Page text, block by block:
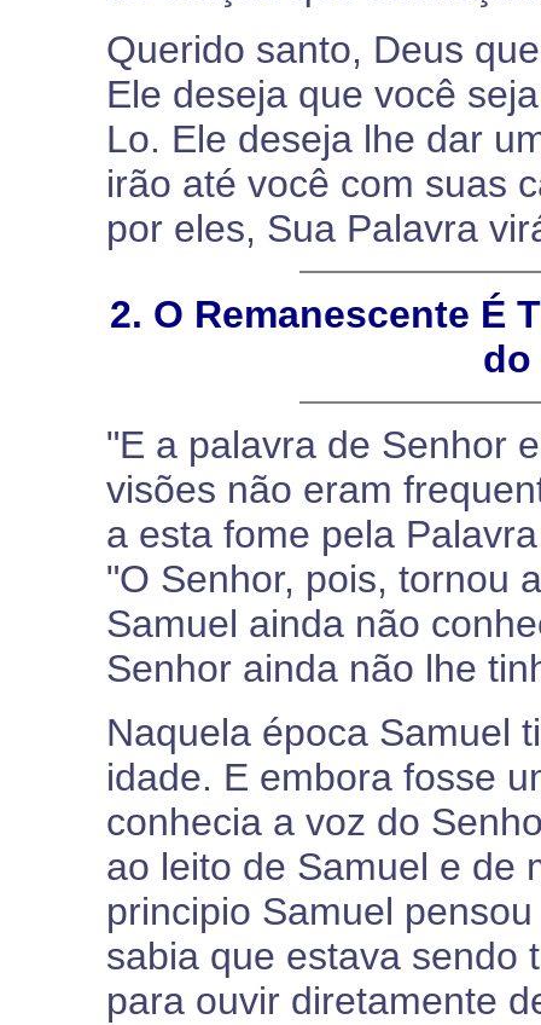
Querido santo, Deus
Ele deseja que você
Lo. Ele deseja lhe dar
irão até você com suas
por eles, Sua Palavra
2. O Remanescente É
do
"E a palavra de Senhor
visões não eram
a esta fome pela
"O Senhor, pois, tornou
Samuel ainda não
Senhor ainda não lhe
Naquela época Samuel
idade. E embora fosse
conhecia a voz do
ao leito de Samuel e de
principio Samuel
sabia que estava sendo
para ouvir diretamente